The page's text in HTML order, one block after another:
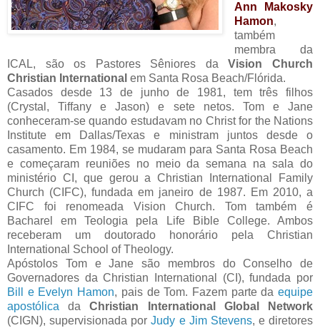
Ann Makosky
Hamon,
também
membra da
ICAL, são os Pastores Sêniores daVision Church
Christian International em Santa Rosa Beach/Flórida.
Casados desde 13 de junho de 1981, tem três filhos
(Crystal, Tiffany e Jason) e sete netos. Tom e Jane
conheceram-se quando estudavam no Christ for the Nations
Institute em Dallas/Texas e ministram juntos desde o
casamento. Em 1984, se mudaram para Santa Rosa Beach
e começaram reuniões no meio da semana na sala do
ministério CI, que gerou a Christian International Family
Church (CIFC), fundada em janeiro de 1987. Em 2010, a
CIFC foi renomeada Vision Church. Tom também é
Bacharel em Teologia pela Life Bible College. Ambos
receberam um doutorado honorário pela Christian
International School of Theology.
Apóstolos Tom e Jane são membros do Conselho de
Governadores da Christian International (CI), fundada por
Bill e Evelyn Hamon, pais de Tom. Fazem parte daequipe
apostólica daChristian International Global Network
(CIGN), supervisionada porJudy e Jim Stevens, e diretores